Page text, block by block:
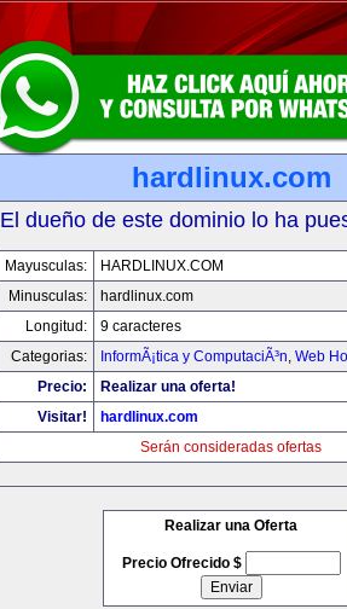
hardlinux.com
El dueño de este dominio lo ha
Mayusculas:
HARDLINUX.COM
Minusculas:
hardlinux.com
Longitud:
9 caracteres
Categorias:
InformÃ¡tica y ComputaciÃ³n, Web
Precio:
Realizar una oferta!
Visitar!
hardlinux.com
Serán consideradas ofertas
Realizar una Oferta
Precio Ofrecido $